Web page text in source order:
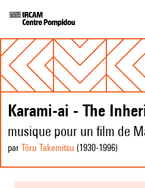
Karami-ai - The
musique pour un film de
par Tōru Takemitsu (1930-1996)